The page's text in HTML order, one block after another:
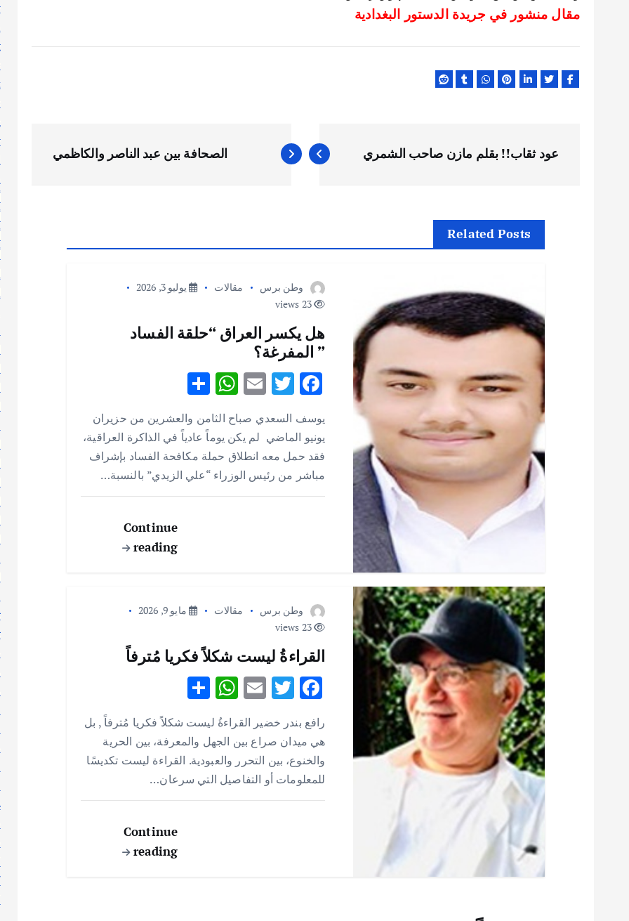
مقال منشور في جريدة الدستور البغدادية
عود ثقاب!! بقلم مازن صاحب الشمري الصحافة بين عبد الناصر والكاظمي
Related Posts
وطن برس مقالات
يوليو 3, 2026
23 views
هل يكسر العراق “حلقة الفساد
” المفرغة؟
F
ac
e
b
o
o
T
it
te
r
E
m
ai
l
W
h
at
s
A
p
S
h
ar
e
يوسف السعدي صباح الثامن والعشرين من حزيران
يونيو الماضي لم يكن يوماً عادياً في الذاكرة العراقية،
فقد حمل معه انطلاق حملة مكافحة الفساد بإشراف
مباشر من رئيس الوزراء “علي الزيدي” بالنسبة…
Continue
reading
وطن برس مقالات
مايو 9, 2026
23 views
القراءةُ ليست شكلاً فكريا مُترفاً
F
e
b
o
o
T
it
te
r
E
m
ai
l
W
h
at
s
A
p
S
ar
e
رافع بندر خضير القراءةُ ليست شكلاً فكريا مُترفاً , بل
هي ميدان صراع بين الجهل والمعرفة، بين الحرية
والخنوع، بين التحرر والعبودية. القراءة ليست تكديسًا
للمعلومات أو التفاصيل التي سرعان…
Continue
reading